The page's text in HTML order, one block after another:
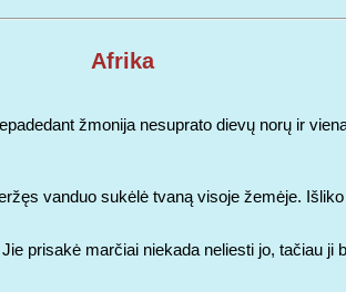
Afrika
žmonija nesuprato dievų norų ir
vanduo sukėlė tvaną visoje žemėje.
prisakė marčiai niekada neliesti jo, tačiau